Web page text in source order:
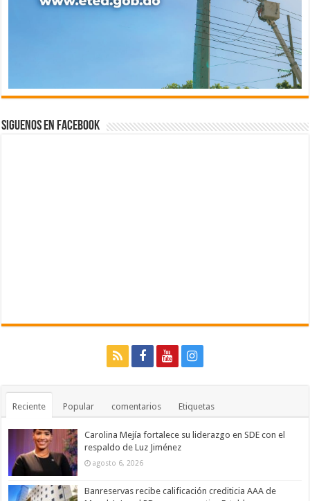
Siguenos en Facebook
Reciente Popular comentarios Etiquetas
Carolina Mejía fortalece su liderazgo en SDE con el
respaldo de Luz Jiménez
agosto 6, 2026
Banreservas recibe calificación crediticia AAA de